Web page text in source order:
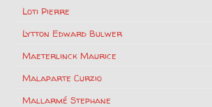
Loti Pierre
Lytton Edward Bulwer
Maeterlinck Maurice
Malaparte Curzio
Mallarmé Stephane